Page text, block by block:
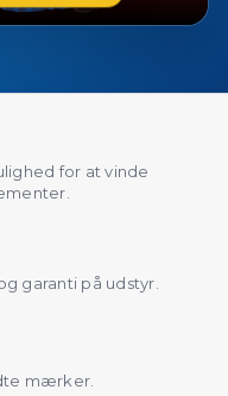
for at vinde
garanti på udstyr.
mærker.